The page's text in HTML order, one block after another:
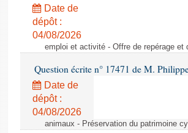
Date de
dépôt :
04/08/2026
emploi et activité - Offre de repérage et
Question écrite n° 17471 de M.
Date de
dépôt :
04/08/2026
animaux - Préservation du patrimoine